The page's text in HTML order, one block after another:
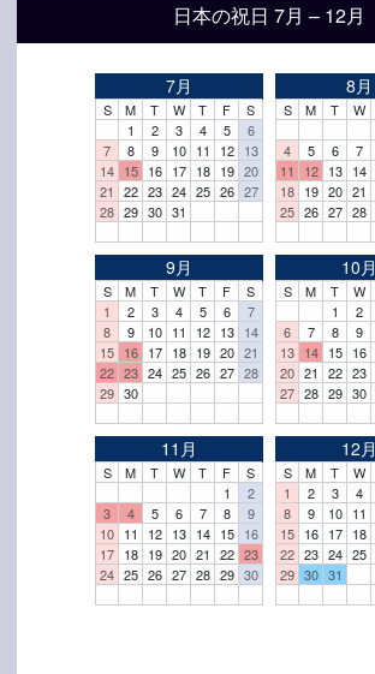
日本の祝日 7月 – 12月
7月
S M T W T F
S
1
2 3 4 5
6
7
8 9 10 11 12 13
14 15 16 17 18 19 20
21
22 23 24 25 26 27
28 29 30 31
8月
S M T W
4
5 6 7
11
12 13 14
18 19 20 21
25 26 27 28
9月
S M T W T F
S
1
2 3 4 5 6
7
8
9 10 11 12 13 14
15 16 17 18 19 20 21
22 23 24 25 26 27 28
29 30
10月
S M T W
1
2
6
7 8 9
13 14 15 16
20 21 22 23
27 28 29 30
11月
S M T W T F
S
1
2
3
4 5 6 7 8
9
10 11 12 13 14 15 16
17 18 19 20 21 22 23
24 25 26 27 28 29 30
12月
S M T W
1
2 3 4
8
9 10 11
15 16 17 18
22 23 24 25
29 30 31